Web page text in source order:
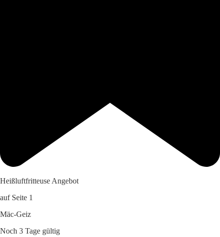
Heißluftfritteuse Angebot
auf Seite 1
Mäc-Geiz
Noch 3 Tage gültig